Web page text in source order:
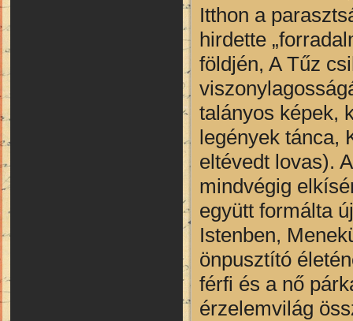
Itthon a
hirdette
földjén, A Tűz
talányos képek,
legények tánca,
eltévedt lovas).
mindvégig
együtt formálta
Istenben,
önpusztító
férfi és a nő
érzelemvilág